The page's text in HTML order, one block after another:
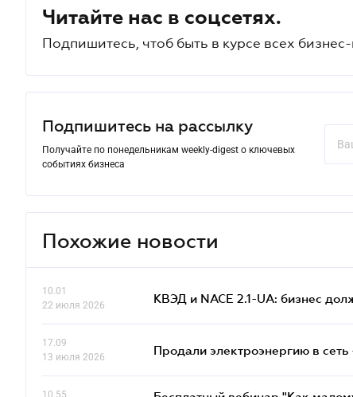
Читайте нас в соцсетях.
Подпишитесь, чтоб быть в курсе всех
Подпишитесь на рассылку
Получайте по понедельникам weekly-digest о ключевых
событиях бизнеса
Похожие новости
10.01
22 июля 2026
КВЭД и NACE 2.1-UA: бизнес
17.09
13 июля 2026
Продали электроэнергию в
10.55